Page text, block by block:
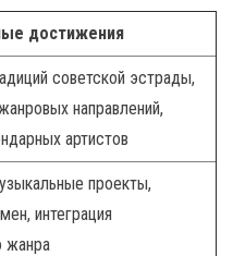
достижения
советской эстрады,
направлений,
артистов
проекты,
интеграция
жанра